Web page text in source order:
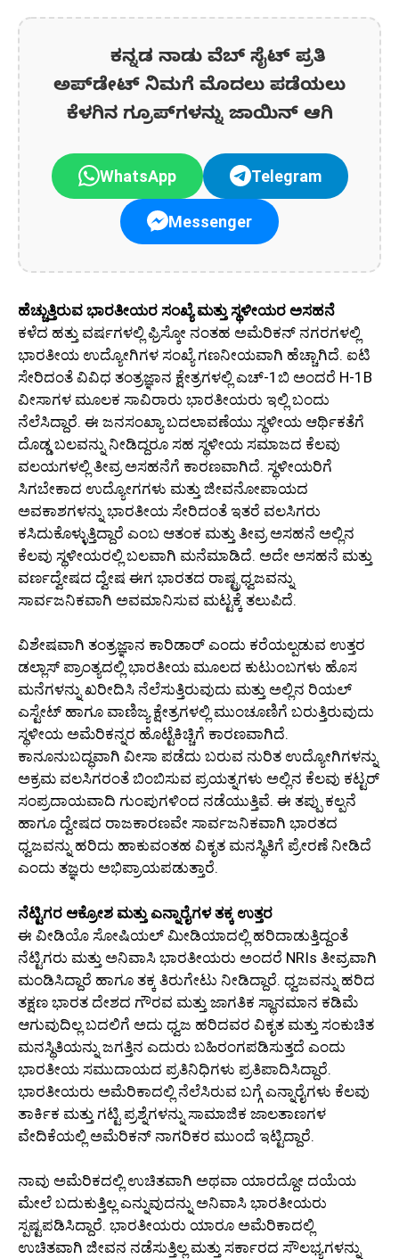
ಕನ್ನಡ ನಾಡು ವೆಬ್ ಸೈಟ್ ಪ್ರತಿ
ಅಪ್‌ಡೇಟ್‌ ನಿಮಗೆ ಮೊದಲು ಪಡೆಯಲು
ಕೆಳಗಿನ ಗ್ರೂಪ್‌ಗಳನ್ನು ಜಾಯಿನ್ ಆಗಿ
WhatsApp Telegram
Messenger
ಹೆಚ್ಚುತ್ತಿರುವ ಭಾರತೀಯರ ಸಂಖ್ಯೆ ಮತ್ತು ಸ್ಥಳೀಯರ ಅಸಹನೆ
ಕಳೆದ ಹತ್ತು ವರ್ಷಗಳಲ್ಲಿ ಫ್ರಿಸ್ಕೋ ನಂತಹ ಅಮೆರಿಕನ್ ನಗರಗಳಲ್ಲಿ
ಭಾರತೀಯ ಉದ್ಯೋಗಿಗಳ ಸಂಖ್ಯೆ ಗಣನೀಯವಾಗಿ ಹೆಚ್ಚಾಗಿದೆ. ಐಟಿ
ಸೇರಿದಂತೆ ವಿವಿಧ ತಂತ್ರಜ್ಞಾನ ಕ್ಷೇತ್ರಗಳಲ್ಲಿ ಎಚ್-1ಬಿ ಅಂದರೆ H-1B
ವೀಸಾಗಳ ಮೂಲಕ ಸಾವಿರಾರು ಭಾರತೀಯರು ಇಲ್ಲಿ ಬಂದು
ನೆಲೆಸಿದ್ದಾರೆ. ಈ ಜನಸಂಖ್ಯಾ ಬದಲಾವಣೆಯು ಸ್ಥಳೀಯ ಆರ್ಥಿಕತೆಗೆ
ದೊಡ್ಡ ಬಲವನ್ನು ನೀಡಿದ್ದರೂ ಸಹ ಸ್ಥಳೀಯ ಸಮಾಜದ ಕೆಲವು
ವಲಯಗಳಲ್ಲಿ ತೀವ್ರ ಅಸಹನೆಗೆ ಕಾರಣವಾಗಿದೆ. ಸ್ಥಳೀಯರಿಗೆ
ಸಿಗಬೇಕಾದ ಉದ್ಯೋಗಗಳು ಮತ್ತು ಜೀವನೋಪಾಯದ
ಅವಕಾಶಗಳನ್ನು ಭಾರತೀಯ ಸೇರಿದಂತೆ ಇತರೆ ವಲಸಿಗರು
ಕಸಿದುಕೊಳ್ಳುತ್ತಿದ್ದಾರೆ ಎಂಬ ಆತಂಕ ಮತ್ತು ತೀವ್ರ ಅಸಹನೆ ಅಲ್ಲಿನ
ಕೆಲವು ಸ್ಥಳೀಯರಲ್ಲಿ ಬಲವಾಗಿ ಮನೆಮಾಡಿದೆ. ಅದೇ ಅಸಹನೆ ಮತ್ತು
ವರ್ಣದ್ವೇಷದ ದ್ವೇಷ ಈಗ ಭಾರತದ ರಾಷ್ಟ್ರಧ್ವಜವನ್ನು
ಸಾರ್ವಜನಿಕವಾಗಿ ಅವಮಾನಿಸುವ ಮಟ್ಟಕ್ಕೆ ತಲುಪಿದೆ.
ವಿಶೇಷವಾಗಿ ತಂತ್ರಜ್ಞಾನ ಕಾರಿಡಾರ್‌ ಎಂದು ಕರೆಯಲ್ಪಡುವ ಉತ್ತರ
ಡಲ್ಲಾಸ್ ಪ್ರಾಂತ್ಯದಲ್ಲಿ ಭಾರತೀಯ ಮೂಲದ ಕುಟುಂಬಗಳು ಹೊಸ
ಮನೆಗಳನ್ನು ಖರೀದಿಸಿ ನೆಲೆಸುತ್ತಿರುವುದು ಮತ್ತು ಅಲ್ಲಿನ ರಿಯಲ್
ಎಸ್ಟೇಟ್ ಹಾಗೂ ವಾಣಿಜ್ಯ ಕ್ಷೇತ್ರಗಳಲ್ಲಿ ಮುಂಚೂಣಿಗೆ ಬರುತ್ತಿರುವುದು
ಸ್ಥಳೀಯ ಅಮೆರಿಕನ್ನರ ಹೊಟ್ಟೆಕಿಚ್ಚಿಗೆ ಕಾರಣವಾಗಿದೆ.
ಕಾನೂನುಬದ್ಧವಾಗಿ ವೀಸಾ ಪಡೆದು ಬರುವ ನುರಿತ ಉದ್ಯೋಗಿಗಳನ್ನು
ಅಕ್ರಮ ವಲಸಿಗರಂತೆ ಬಿಂಬಿಸುವ ಪ್ರಯತ್ನಗಳು ಅಲ್ಲಿನ ಕೆಲವು ಕಟ್ಟರ್
ಸಂಪ್ರದಾಯವಾದಿ ಗುಂಪುಗಳಿಂದ ನಡೆಯುತ್ತಿವೆ. ಈ ತಪ್ಪು ಕಲ್ಪನೆ
ಹಾಗೂ ದ್ವೇಷದ ರಾಜಕಾರಣವೇ ಸಾರ್ವಜನಿಕವಾಗಿ ಭಾರತದ
ಧ್ವಜವನ್ನು ಹರಿದು ಹಾಕುವಂತಹ ವಿಕೃತ ಮನಸ್ಥಿತಿಗೆ ಪ್ರೇರಣೆ ನೀಡಿದೆ
ಎಂದು ತಜ್ಞರು ಅಭಿಪ್ರಾಯಪಡುತ್ತಾರೆ.
ನೆಟ್ಟಿಗರ ಆಕ್ರೋಶ ಮತ್ತು ಎನ್ನಾರೈಗಳ ತಕ್ಕ ಉತ್ತರ
ಈ ವೀಡಿಯೊ ಸೋಷಿಯಲ್ ಮೀಡಿಯಾದಲ್ಲಿ ಹರಿದಾಡುತ್ತಿದ್ದಂತೆ
ನೆಟ್ಟಿಗರು ಮತ್ತು ಅನಿವಾಸಿ ಭಾರತೀಯರು ಅಂದರೆ NRIs ತೀವ್ರವಾಗಿ
ಮಂಡಿಸಿದ್ದಾರೆ ಹಾಗೂ ತಕ್ಕ ತಿರುಗೇಟು ನೀಡಿದ್ದಾರೆ. ಧ್ವಜವನ್ನು ಹರಿದ
ತಕ್ಷಣ ಭಾರತ ದೇಶದ ಗೌರವ ಮತ್ತು ಜಾಗತಿಕ ಸ್ಥಾನಮಾನ ಕಡಿಮೆ
ಆಗುವುದಿಲ್ಲ ಬದಲಿಗೆ ಅದು ಧ್ವಜ ಹರಿದವರ ವಿಕೃತ ಮತ್ತು ಸಂಕುಚಿತ
ಮನಸ್ಥಿತಿಯನ್ನು ಜಗತ್ತಿನ ಎದುರು ಬಹಿರಂಗಪಡಿಸುತ್ತದೆ ಎಂದು
ಭಾರತೀಯ ಸಮುದಾಯದ ಪ್ರತಿನಿಧಿಗಳು ಪ್ರತಿಪಾದಿಸಿದ್ದಾರೆ.
ಭಾರತೀಯರು ಅಮೆರಿಕಾದಲ್ಲಿ ನೆಲೆಸಿರುವ ಬಗ್ಗೆ ಎನ್ನಾರೈಗಳು ಕೆಲವು
ತಾರ್ಕಿಕ ಮತ್ತು ಗಟ್ಟಿ ಪ್ರಶ್ನೆಗಳನ್ನು ಸಾಮಾಜಿಕ ಜಾಲತಾಣಗಳ
ವೇದಿಕೆಯಲ್ಲಿ ಅಮೆರಿಕನ್ ನಾಗರಿಕರ ಮುಂದೆ ಇಟ್ಟಿದ್ದಾರೆ.
ನಾವು ಅಮೆರಿಕದಲ್ಲಿ ಉಚಿತವಾಗಿ ಅಥವಾ ಯಾರದ್ದೋ ದಯೆಯ
ಮೇಲೆ ಬದುಕುತ್ತಿಲ್ಲ ಎನ್ನುವುದನ್ನು ಅನಿವಾಸಿ ಭಾರತೀಯರು
ಸ್ಪಷ್ಟಪಡಿಸಿದ್ದಾರೆ. ಭಾರತೀಯರು ಯಾರೂ ಅಮೆರಿಕಾದಲ್ಲಿ
ಉಚಿತವಾಗಿ ಜೀವನ ನಡೆಸುತ್ತಿಲ್ಲ ಮತ್ತು ಸರ್ಕಾರದ ಸೌಲಭ್ಯಗಳನ್ನು